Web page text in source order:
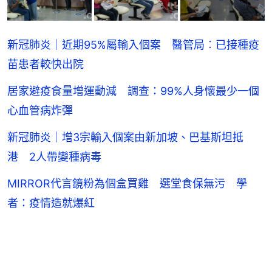
新冠肺炎｜近期95%屬輸入個案 醫管局︰已接種疫
苗患者較快出院
居家避疫食量增運動減 調查：99%人身懷最少一個
心血管病炸彈
新冠肺炎｜增3宗輸入個案由新加坡、巴基斯坦抵
港 2人帶變種病毒
MIRROR代言鏡粉為個盒買雞 選堂食保無污 學
者：疫情造就爆紅